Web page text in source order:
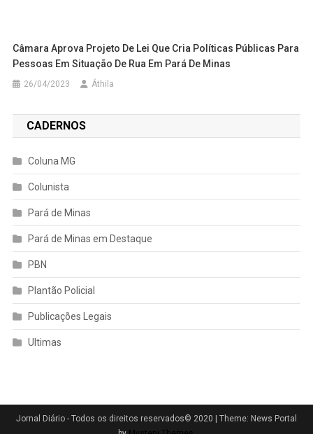
Câmara Aprova Projeto De Lei Que Cria Políticas Públicas Para
Pessoas Em Situação De Rua Em Pará De Minas
26/04/2023 Áthila
CADERNOS
Coluna MG
Colunista
Pará de Minas
Pará de Minas em Destaque
PBN
Plantão Policial
Publicações Legais
Ultimas
Jornal Diário - Todos os direitos reservados© 2020
Theme: News Portal